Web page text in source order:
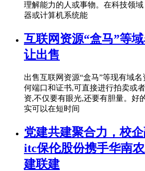
理解能力的人或事物。在科技领
器或计算机系统能
互联网资源“盒马”等
让出售
出售互联网资源“盒马”等现有域
何端口和证书,可直接进行拍卖或
资,不仅要有眼光,还要有胆量。好
实可以在短时间
党建共建聚合力，校企
itc保伦股份携手华南
建联建